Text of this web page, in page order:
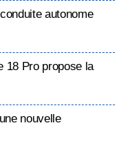
autonome
18 Pro propose la
nouvelle